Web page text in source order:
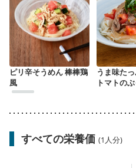
ピリ辛そうめん 棒棒鶏
風
うま味た
トマトの
すべての栄養価 (1人分)